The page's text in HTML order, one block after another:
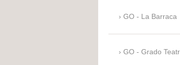
GO - La Barraca
GO - Grado